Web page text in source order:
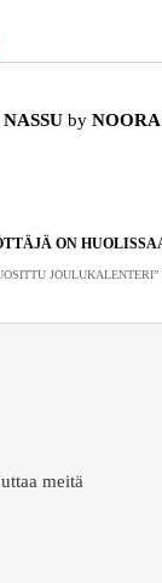
byNOORA
ON
JOULUKALENTERI”
meitä